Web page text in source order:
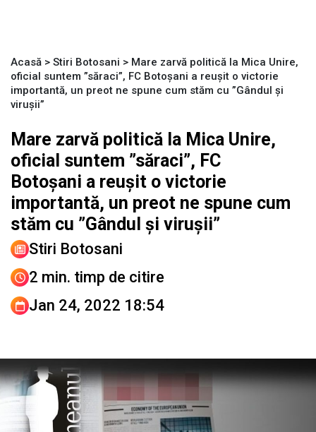
Acasă > Stiri Botosani > Mare zarvă politică la Mica Unire,
oficial suntem ”săraci”, FC Botoșani a reușit o victorie
importantă, un preot ne spune cum stăm cu ”Gândul și
virușii”
Mare zarvă politică la Mica Unire,
oficial suntem ”săraci”, FC
Botoșani a reușit o victorie
importantă, un preot ne spune cum
stăm cu ”Gândul și virușii”
Stiri Botosani
2 min. timp de citire
Jan 24, 2022 18:54